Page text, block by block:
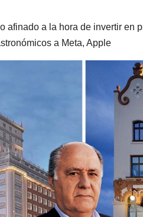
afinado a la hora de invertir en
a Meta, Apple